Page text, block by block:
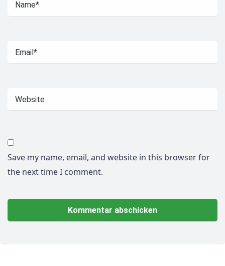
Save my name, email, and website in this browser for
the next time I comment.